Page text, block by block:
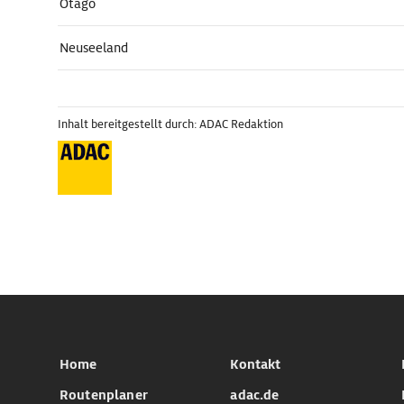
Otago
Neuseeland
Inhalt bereitgestellt durch: ADAC Redaktion
Home
Routenplaner
Kontakt
adac.de